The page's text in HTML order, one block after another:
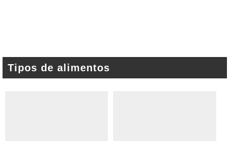
Tipos de alimentos